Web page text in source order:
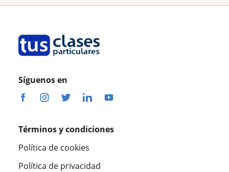
Síguenos en
Términos y condiciones
Política de cookies
Política de privacidad